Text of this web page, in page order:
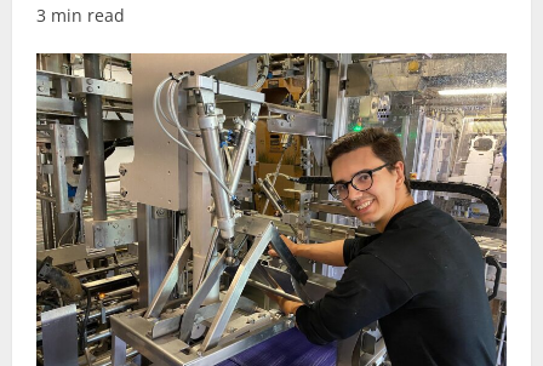
3 min read